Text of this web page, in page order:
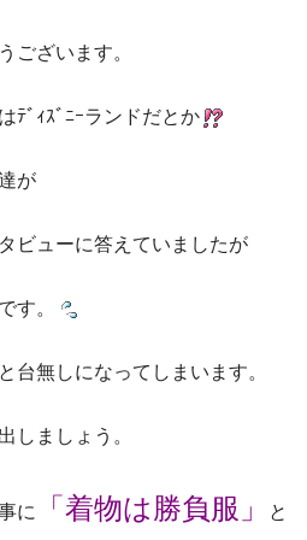
ございます。
ﾃﾞｨｽﾞﾆｰランドだとか
が
ビューに答えていましたが
す。
台無しになってしまいます。
ましょう。
に 「着物は勝負服」
と